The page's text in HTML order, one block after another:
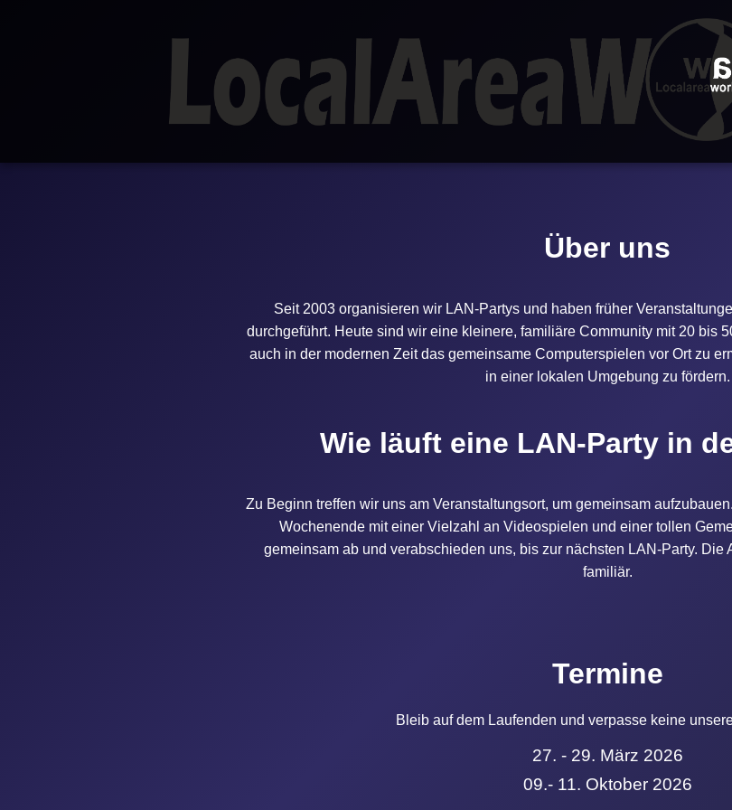
Über uns
Seit 2003 organisieren wir LAN-Partys und haben früher
durchgeführt. Heute sind wir eine kleinere, familiäre Community mit 20 bis
auch in der modernen Zeit das gemeinsame Computerspielen vor Ort zu
in einer lokalen Umgebung zu fördern.
Wie läuft eine LAN-Party in
Zu Beginn treffen wir uns am Veranstaltungsort, um gemeinsam
Wochenende mit einer Vielzahl an Videospielen und einer tollen
gemeinsam ab und verabschieden uns, bis zur nächsten LAN-Party. Die
familiär.
Termine
Bleib auf dem Laufenden und verpasse keine
27. - 29. März 2026
09.- 11. Oktober 2026